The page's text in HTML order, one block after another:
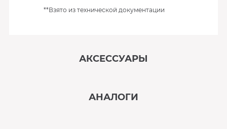
**Взято из технической документации
АКСЕССУАРЫ
АНАЛОГИ